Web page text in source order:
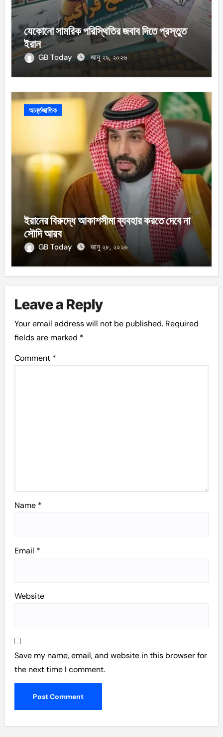
যেকোনো সামরিক পরিস্থিতির জবাব দিতে প্রস্তুত
ইরান
GB Today জানু ২৯, ২০২৬
আর্ন্তজাতিক
ইরানের বিরুদ্ধে আকাশসীমা ব্যবহার করতে দেবে না
সৌদি আরব
GB Today জানু ২৮, ২০২৬
Leave a Reply
Your email address will not be published. Required
fields are marked *
Comment *
Name *
Email *
Website
Save my name, email, and website in this browser for
the next time I comment.